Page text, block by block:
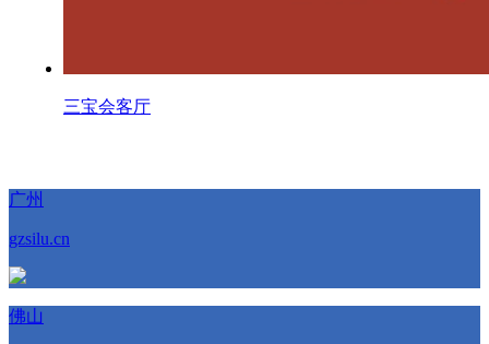
三宝会客厅
广州
gzsilu.cn
佛山